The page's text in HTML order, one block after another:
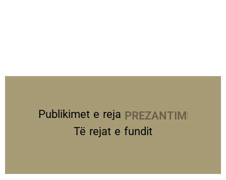
Publikimet e reja PREZANTIME
Të rejat e fundit